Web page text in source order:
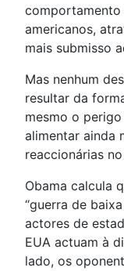
americanos,
mais submisso
Mas nenhum
resultar da
mesmo o
alimentar ainda
reaccionárias
Obama calcula
“guerra de
actores de
EUA actuam à
lado, os